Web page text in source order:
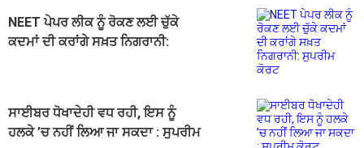
NEET ਪੇਪਰ ਲੀਕ ਨੂੰ ਰੋਕਣ ਲਈ ਚੁੱਕੇ
ਕਦਮਾਂ ਦੀ ਕਰਾਂਗੇ ਸਖ਼ਤ ਨਿਗਰਾਨੀ:
ਸਾਈਬਰ ਧੋਖਾਦੇਹੀ ਵਧ ਰਹੀ, ਇਸ ਨੂੰ
ਹਲਕੇ ’ਚ ਨਹੀਂ ਲਿਆ ਜਾ ਸਕਦਾ : ਸੁਪਰੀਮ